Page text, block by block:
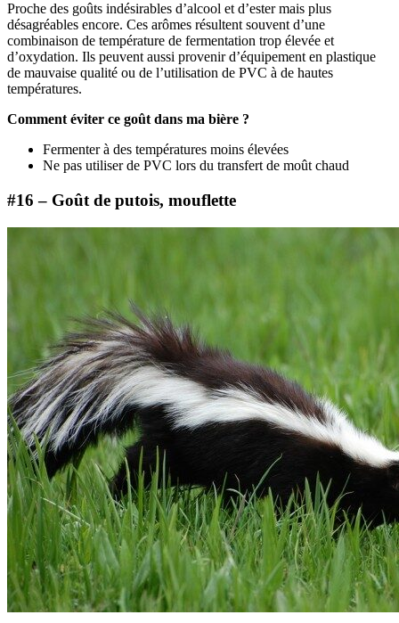
Proche des goûts indésirables d’alcool et d’ester mais plus
désagréables encore. Ces arômes résultent souvent d’une
combinaison de température de fermentation trop élevée et
d’oxydation. Ils peuvent aussi provenir d’équipement en plastique
de mauvaise qualité ou de l’utilisation de PVC à de hautes
températures.
Comment éviter ce goût dans ma bière ?
Fermenter à des températures moins élevées
Ne pas utiliser de PVC lors du transfert de moût chaud
#16 – Goût de putois, mouflette